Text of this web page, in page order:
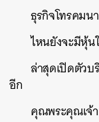
ธุรกิจโทรคมน
ไหนยังจะมีหุ้
ล่าสุดเปิดตัวบ
อีก
คุณพระคุณเจ้า